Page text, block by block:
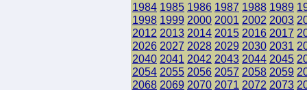
1984 1985 1986 1987 1988 1989
1998 1999 2000 2001 2002 2003
2012 2013 2014 2015 2016 2017
2026 2027 2028 2029 2030 2031
2040 2041 2042 2043 2044 2045
2054 2055 2056 2057 2058 2059
2068 2069 2070 2071 2072 2073